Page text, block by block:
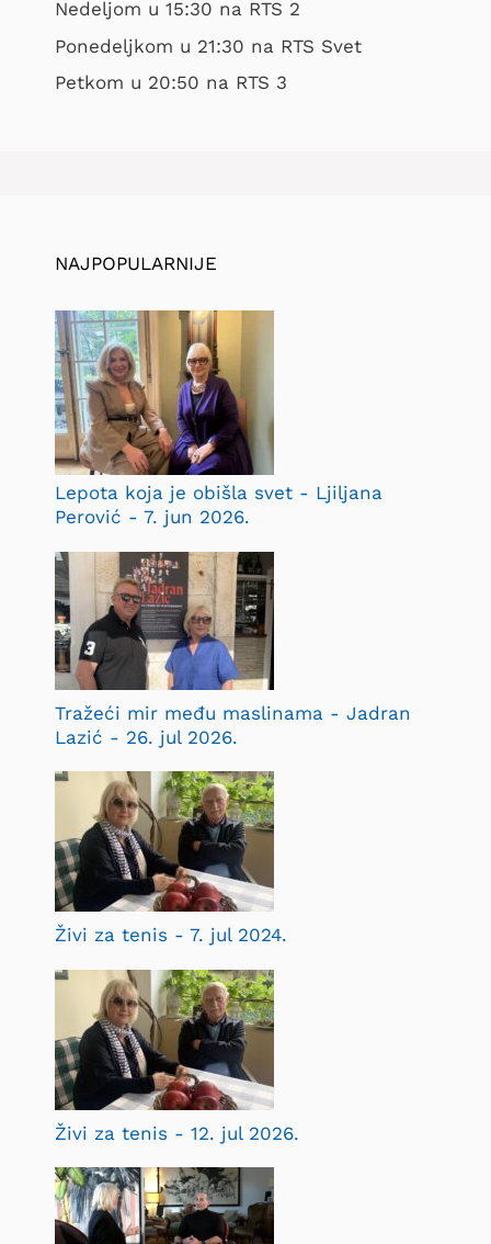
Nedeljom u 15:30 na RTS 2
Ponedeljkom u 21:30 na RTS Svet
Petkom u 20:50 na RTS 3
NAJPOPULARNIJE
Lepota koja je obišla svet - Ljiljana
Perović - 7. jun 2026.
Tražeći mir među maslinama - Jadran
Lazić - 26. jul 2026.
Živi za tenis - 7. jul 2024.
Živi za tenis - 12. jul 2026.